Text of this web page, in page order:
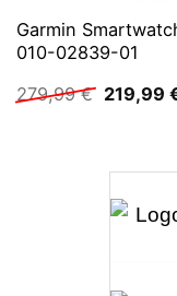
Garmin
010-02839-01
279,99€
Preis
219,99